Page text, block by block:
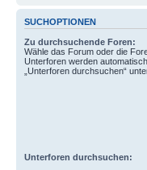
SUCHOPTIONEN
Zu durchsuchende Foren:
Wähle das Forum oder die
Unterforen werden
„Unterforen durchsuchen“
Unterforen durchsuchen: